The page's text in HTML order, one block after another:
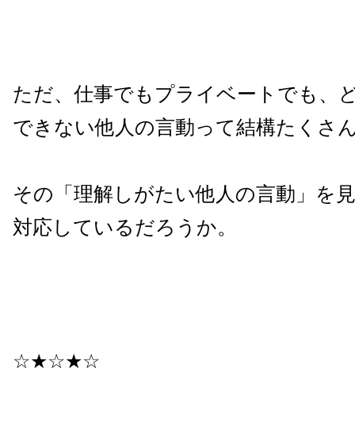
ただ、仕事でもプライベートでも、
できない他人の言動って結構たくさ
その「理解しがたい他人の言動」を
対応しているだろうか。
☆★☆★☆